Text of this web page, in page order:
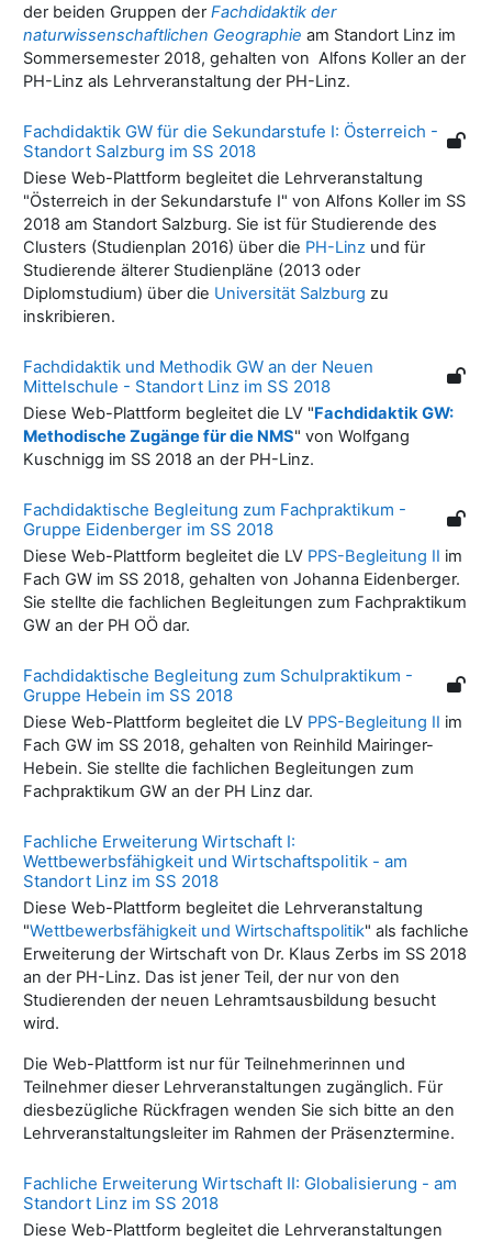
der beiden Gruppen derFachdidaktik der
naturwissenschaftlichen Geographie am Standort Linz im
Sommersemester 2018, gehalten von Alfons Koller an der
PH-Linz als Lehrveranstaltung der PH-Linz.
Fachdidaktik GW für die Sekundarstufe I: Österreich -
Standort Salzburg im SS 2018
Diese Web-Plattform begleitet die Lehrveranstaltung
"Österreich in der Sekundarstufe I" von Alfons Koller im SS
2018 am Standort Salzburg. Sie ist für Studierende des
Clusters (Studienplan 2016) über die PH-Linz und für
Studierende älterer Studienpläne (2013 oder
Diplomstudium) über die Universität Salzburg zu
inskribieren.
Fachdidaktik und Methodik GW an der Neuen
Mittelschule - Standort Linz im SS 2018
Diese Web-Plattform begleitet die LV "Fachdidaktik GW:
Methodische Zugänge für die NMS" von Wolfgang
Kuschnigg im SS 2018 an der PH-Linz.
Fachdidaktische Begleitung zum Fachpraktikum -
Gruppe Eidenberger im SS 2018
Diese Web-Plattform begleitet die LV PPS-Begleitung II im
Fach GW im SS 2018, gehalten von Johanna Eidenberger.
Sie stellte die fachlichen Begleitungen zum Fachpraktikum
GW an der PH OÖ dar.
Fachdidaktische Begleitung zum Schulpraktikum -
Gruppe Hebein im SS 2018
Diese Web-Plattform begleitet die LV PPS-Begleitung II im
Fach GW im SS 2018, gehalten von Reinhild Mairinger-
Hebein. Sie stellte die fachlichen Begleitungen zum
Fachpraktikum GW an der PH Linz dar.
Fachliche Erweiterung Wirtschaft I:
Wettbewerbsfähigkeit und Wirtschaftspolitik - am
Standort Linz im SS 2018
Diese Web-Plattform begleitet die Lehrveranstaltung
"Wettbewerbsfähigkeit und Wirtschaftspolitik" als fachliche
Erweiterung der Wirtschaft von Dr. Klaus Zerbs im SS 2018
an der PH-Linz. Das ist jener Teil, der nur von den
Studierenden der neuen Lehramtsausbildung besucht
wird.
Die Web-Plattform ist nur für Teilnehmerinnen und
Teilnehmer dieser Lehrveranstaltungen zugänglich. Für
diesbezügliche Rückfragen wenden Sie sich bitte an den
Lehrveranstaltungsleiter im Rahmen der Präsenztermine.
Fachliche Erweiterung Wirtschaft II: Globalisierung - am
Standort Linz im SS 2018
Diese Web-Plattform begleitet die Lehrveranstaltungen